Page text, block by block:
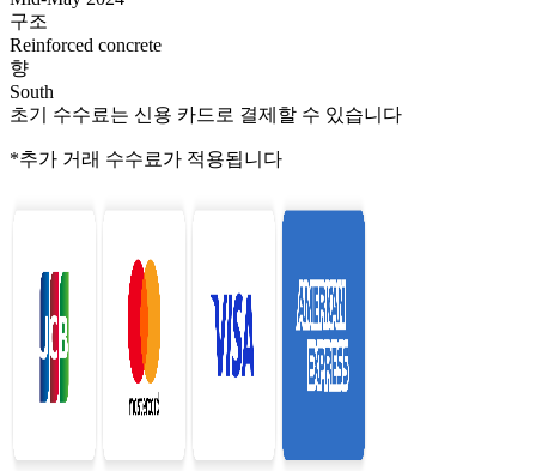
구조
Reinforced concrete
향
South
초기 수수료는 신용 카드로 결제할 수 있습니다
*추가 거래 수수료가 적용됩니다